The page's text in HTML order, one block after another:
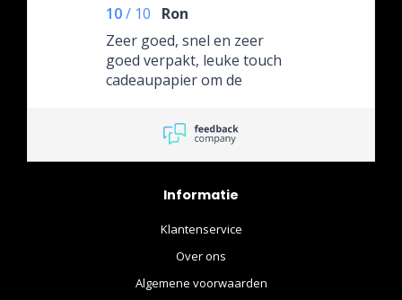
ook hoe het ingepakt
wordt.
10/ 10
Ron
Zeer goed, snel en zeer
goed verpakt, leuke touch
cadeaupapier om de
Informatie
Klantenservice
Over ons
Algemene voorwaarden